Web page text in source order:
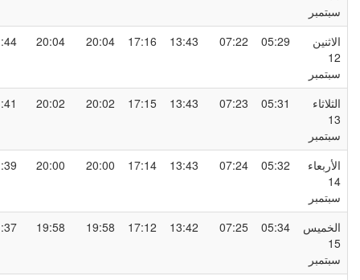
05:29
07:22
13:43
17:16
20:04
20:04
21:44
05:31
07:23
13:43
17:15
20:02
20:02
21:41
05:32
07:24
13:43
17:14
20:00
20:00
21:39
05:34
07:25
13:42
17:12
19:58
19:58
21:37